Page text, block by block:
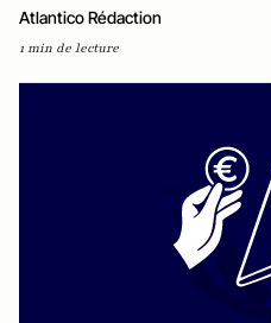
Atlantico Rédaction
1 min de lecture